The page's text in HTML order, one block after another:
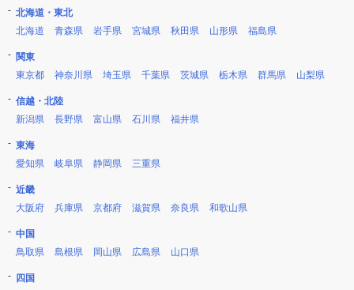
北海道・東北
北海道
青森県 岩手県 宮城県 秋田県 山形県 福島県
関東
東京都
神奈川県 埼玉県 千葉県 茨城県 栃木県 群馬県 山梨県
信越・北陸
新潟県
長野県 富山県 石川県 福井県
東海
愛知県
岐阜県 静岡県 三重県
近畿
大阪府
兵庫県 京都府 滋賀県 奈良県 和歌山県
中国
鳥取県
島根県 岡山県 広島県 山口県
四国